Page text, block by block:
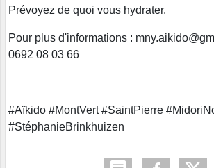
Prévoyez de quoi vous hydrater.
Pour plus d'informations :
0692 08 03 66
#Aïkido #MontVert #SaintPierre
#StéphanieBrinkhuizen